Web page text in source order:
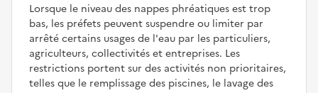
Lorsque le niveau des nappes phréatiques est trop
bas, les préfets peuvent suspendre ou limiter par
arrêté certains usages de l'eau par les particuliers,
agriculteurs, collectivités et entreprises. Les
restrictions portent sur des activités non prioritaires,
telles que le remplissage des piscines, le lavage des